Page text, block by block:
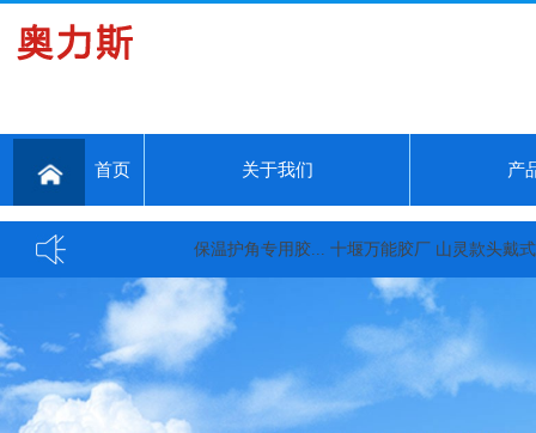
首页 关于我们 产
保温护角专用胶... 十堰万能胶厂 山灵款头戴式大